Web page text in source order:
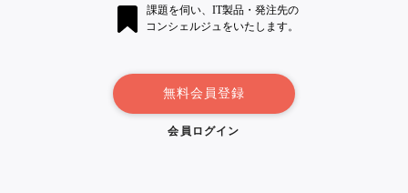
課題を伺い、IT製品・発注先の
コンシェルジュをいたします。
無料会員登録
会員ログイン